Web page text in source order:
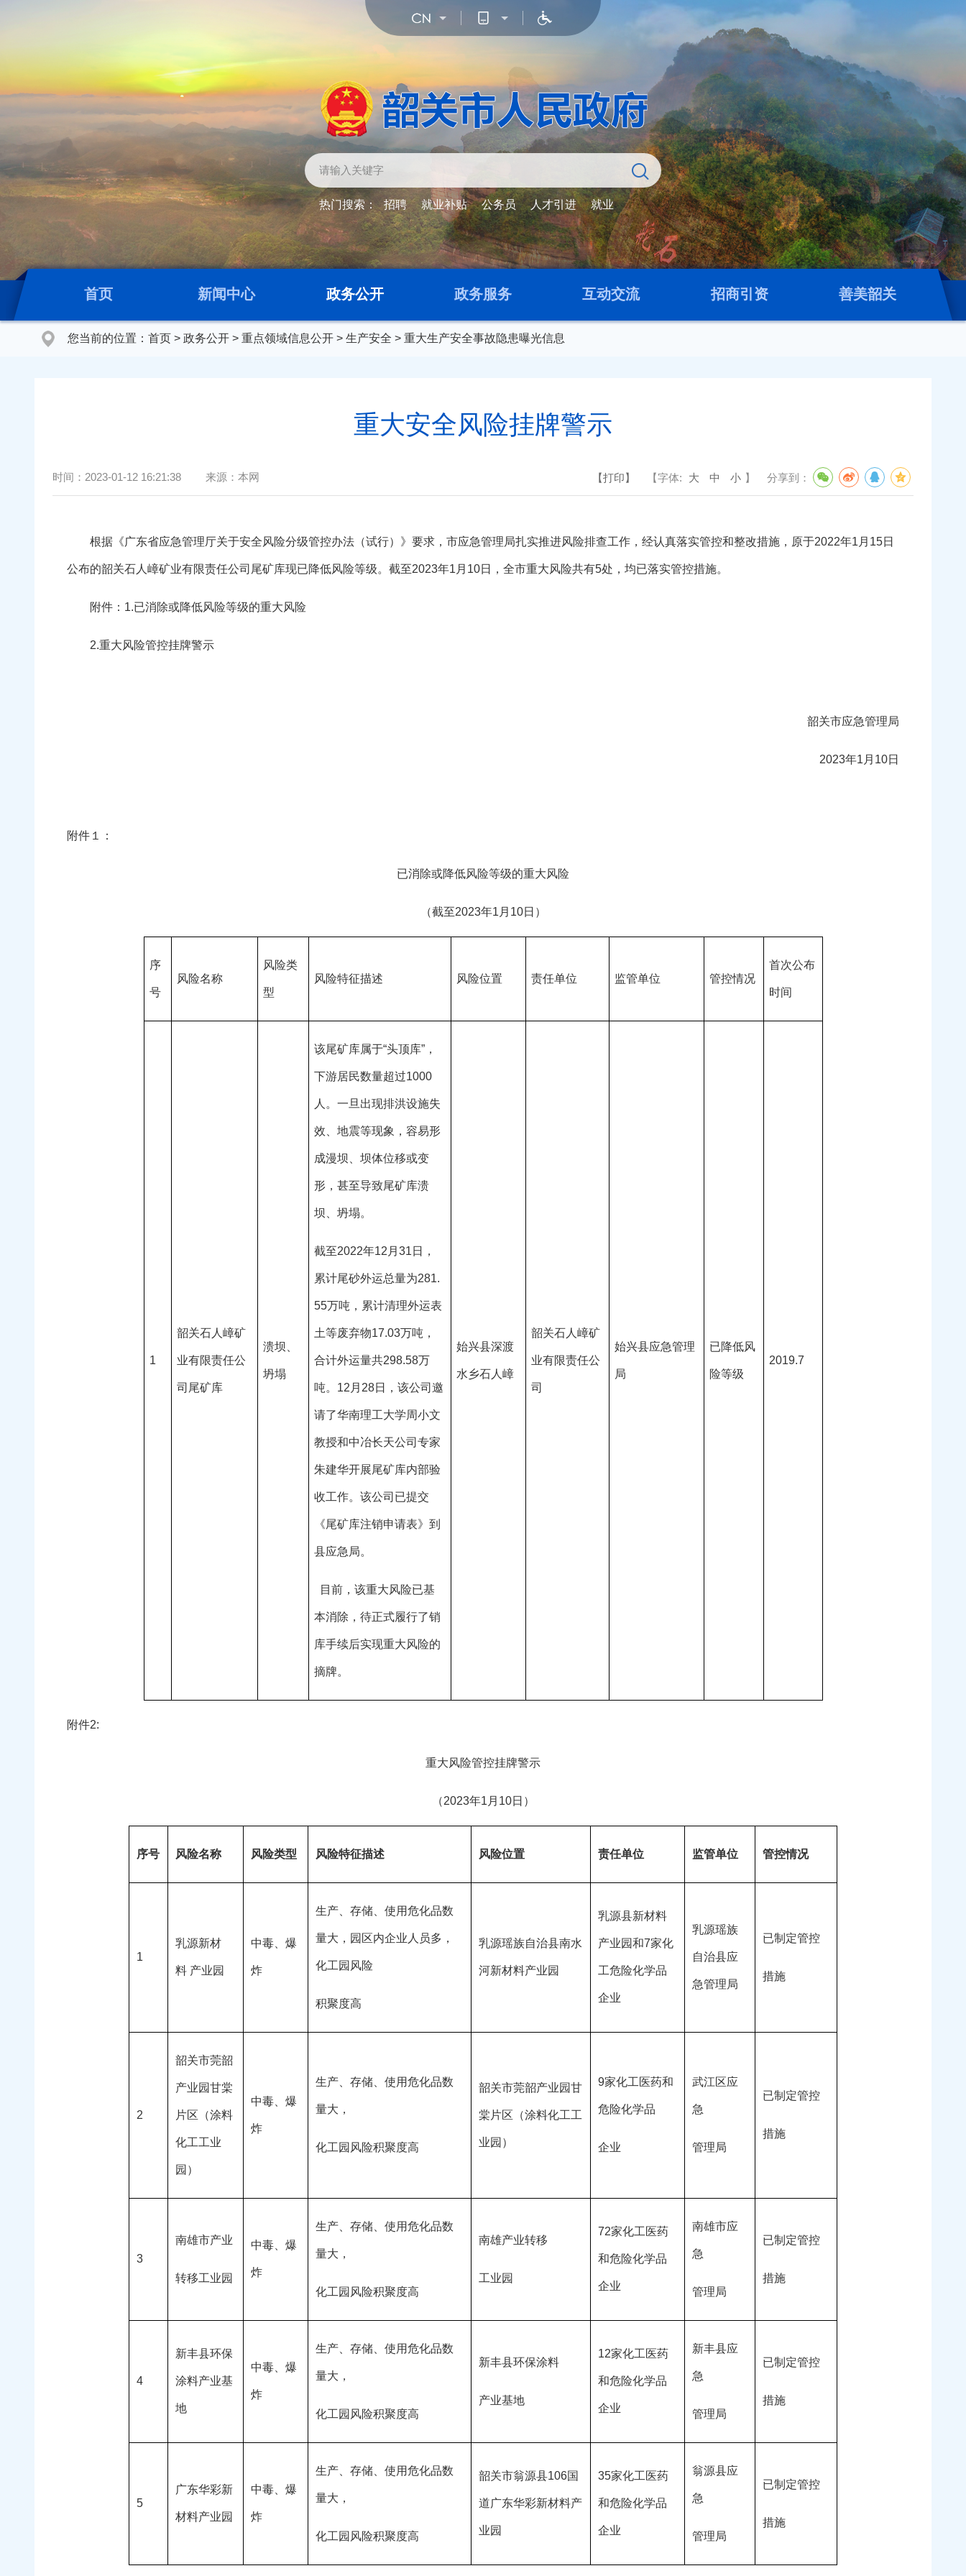
热门搜索： 招聘 就业补贴 公务员 人才引进 就业
首页 新闻中心 政务公开 政务服务 互动交流 招商引资 善美韶关
您当前的位置： 首页 > 政务公开 > 重点领域信息公开 > 生产安全 > 重大生产安全事故隐患曝光信息
重大安全风险挂牌警示
时间： 2023-01-12 16:21:38 来源： 本网 【打印】 【字体: 大 中 小 】 分享到：
根据《广东省应急管理厅关于安全风险分级管控办法（试行）》要求，市应急管理局扎实推进风险排查工作，经认真落实管控和整改措施，原于2022年1月15日
公布的韶关石人嶂矿业有限责任公司尾矿库现已降低风险等级。截至2023年1月10日，全市重大风险共有5处，均已落实管控措施。
附件：1.已消除或降低风险等级的重大风险
2.重大风险管控挂牌警示
韶关市应急管理局
2023年1月10日
附件１：
已消除或降低风险等级的重大风险
（截至2023年1月10日）
序
号
风险名称
风险类
型
风险特征描述 风险位置 责任单位 监管单位 管控情况
首次公布
时间
1
韶关石人嶂矿
业有限责任公
司尾矿库
溃坝、
坍塌
该尾矿库属于“头顶库”，
下游居民数量超过1000
人。一旦出现排洪设施失
效、地震等现象，容易形
成漫坝、坝体位移或变
形，甚至导致尾矿库溃
坝、坍塌。
截至2022年12月31日，
累计尾砂外运总量为281.
55万吨，累计清理外运表
土等废弃物17.03万吨，
合计外运量共298.58万
吨。12月28日，该公司邀
请了华南理工大学周小文
教授和中冶长天公司专家
朱建华开展尾矿库内部验
收工作。该公司已提交
《尾矿库注销申请表》到
县应急局。
目前，该重大风险已基
本消除，待正式履行了销
库手续后实现重大风险的
摘牌。
始兴县深渡
水乡石人嶂
韶关石人嶂矿
业有限责任公
司
始兴县应急管理
局
已降低风
险等级
2019.7
附件2:
重大风险管控挂牌警示
（2023年1月10日）
序号 风险名称 风险类型 风险特征描述 风险位置 责任单位 监管单位 管控情况
1
乳源新材
料 产业园
中毒、爆
炸
生产、存储、使用危化品数
量大，园区内企业人员多，
化工园风险
积聚度高
乳源瑶族自治县南水
河新材料产业园
乳源县新材料
产业园和7家化
工危险化学品
企业
乳源瑶族
自治县应
急管理局
已制定管控
措施
2
韶关市莞韶
产业园甘棠
片区（涂料
化工工业
园）
中毒、爆
炸
生产、存储、使用危化品数
量大，
化工园风险积聚度高
韶关市莞韶产业园甘
棠片区（涂料化工工
业园）
9家化工医药和
危险化学品
企业
武江区应
急
管理局
已制定管控
措施
3
南雄市产业
转移工业园
中毒、爆
炸
生产、存储、使用危化品数
量大，
化工园风险积聚度高
南雄产业转移
工业园
72家化工医药
和危险化学品
企业
南雄市应
急
管理局
已制定管控
措施
4
新丰县环保
涂料产业基
地
中毒、爆
炸
生产、存储、使用危化品数
量大，
化工园风险积聚度高
新丰县环保涂料
产业基地
12家化工医药
和危险化学品
企业
新丰县应
急
管理局
已制定管控
措施
5
广东华彩新
材料产业园
中毒、爆
炸
生产、存储、使用危化品数
量大，
化工园风险积聚度高
韶关市翁源县106国
道广东华彩新材料产
业园
35家化工医药
和危险化学品
企业
翁源县应
急
管理局
已制定管控
措施